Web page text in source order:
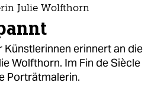
Julie Wolfthorn
Künstlerinnen erinnert an die
Wolfthorn. Im Fin de Siècle
Porträtmalerin.